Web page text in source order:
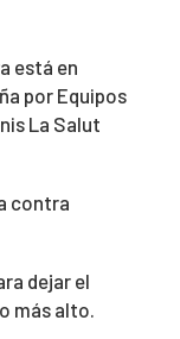
está en
por Equipos
La Salut
contra
dejar el
más alto.